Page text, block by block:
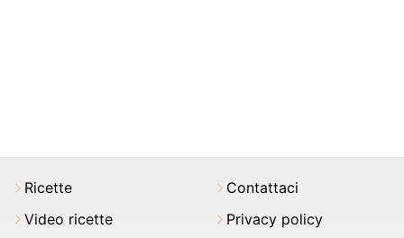
Ricette
Video ricette
Contattaci
Privacy policy